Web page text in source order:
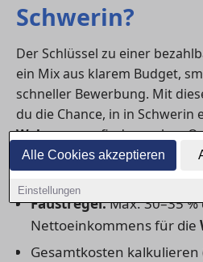
Alle Cookies akzeptieren
Einstellungen
Schwerin?
Der Schlüssel zu einer
ein Mix aus klarem Budget,
schneller Bewerbung. Mit
du die Chance, in in Schwerin
Wohnungzu finden – ohne
1) Budget realistisch
Faustregel:Max. 30–35 %
Nettoeinkommens für die
Gesamtkosten kalkulieren